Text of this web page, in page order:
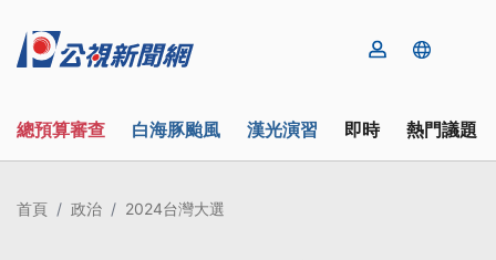
總預算審查 白海豚颱風 漢光演習 即時 熱門議題
首頁 政治 2024台灣大選